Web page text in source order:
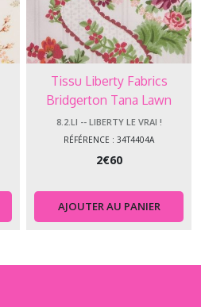
Tissu Liberty Fabrics
Bridgerton Tana Lawn
Ribbon Cascade
8.2.LI -- LIBERTY LE VRAI !
RÉFÉRENCE : 34T4404A
2€60
AJOUTER AU PANIER